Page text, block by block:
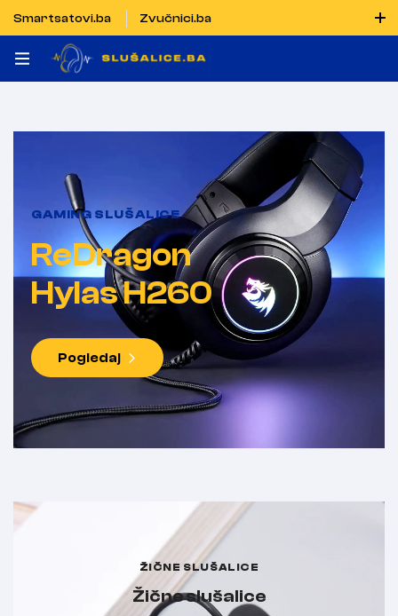
Smartsatovi.ba
Zvučnici.ba
Naručiti možete i porukom putem Vibera i WhatsAppa
GAMING SLUŠALICE
ReDragon
Hylas H260
Pogledaj
ŽIČNE SLUŠALICE
Žične slušalice